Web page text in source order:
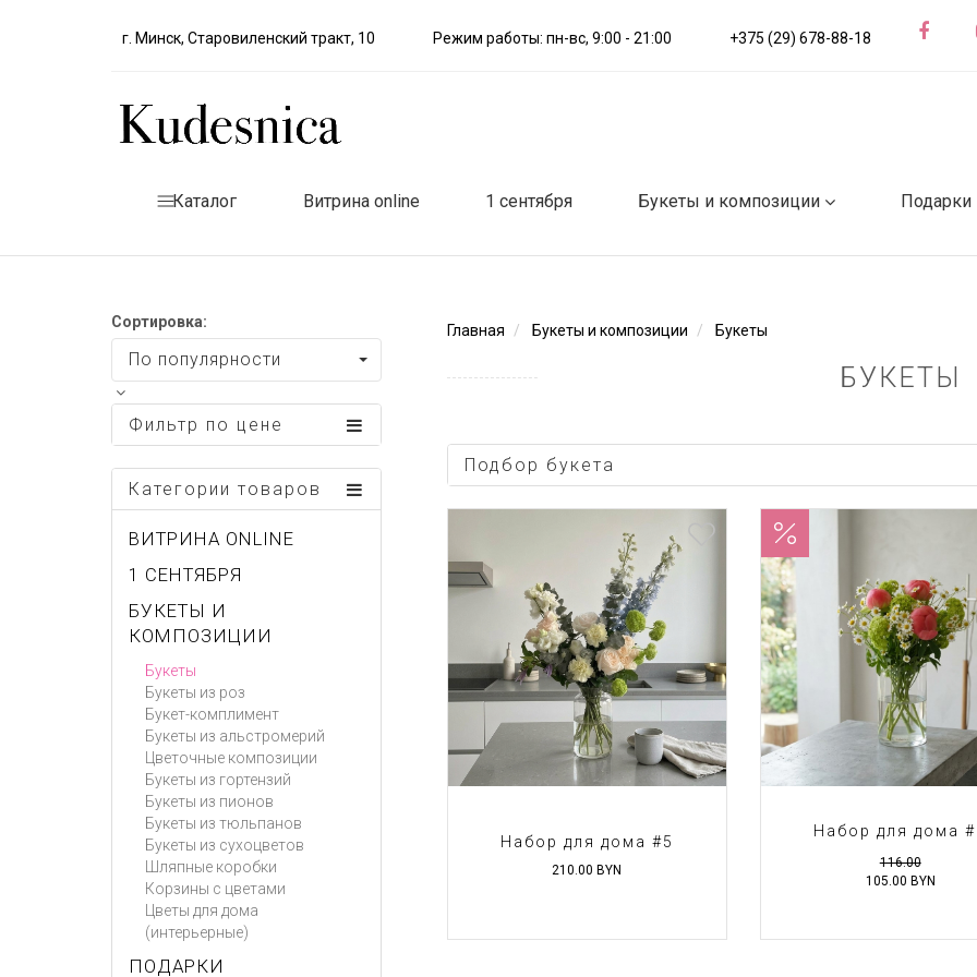
г. Минск, Старовиленский тракт, 10 Режим работы: пн-вс, 9:00 - 21:00 +375 (29) 678-88-18
Каталог Витрина online 1 сентября Букеты и композиции Подарки
Сортировка:
По популярности
Фильтр по цене
Категории товаров
ВИТРИНА ONLINE
1 СЕНТЯБРЯ
БУКЕТЫ И
КОМПОЗИЦИИ
Букеты
Букеты из роз
Букет-комплимент
Букеты из альстромерий
Цветочные композиции
Букеты из гортензий
Букеты из пионов
Букеты из тюльпанов
Букеты из сухоцветов
Шляпные коробки
Корзины с цветами
Цветы для дома
(интерьерные)
ПОДАРКИ
Главная Букеты и композиции Букеты
БУКЕТЫ
Подбор букета
Набор для дома #5
210.00 BYN
Набор для дома
116.00
105.00 BYN